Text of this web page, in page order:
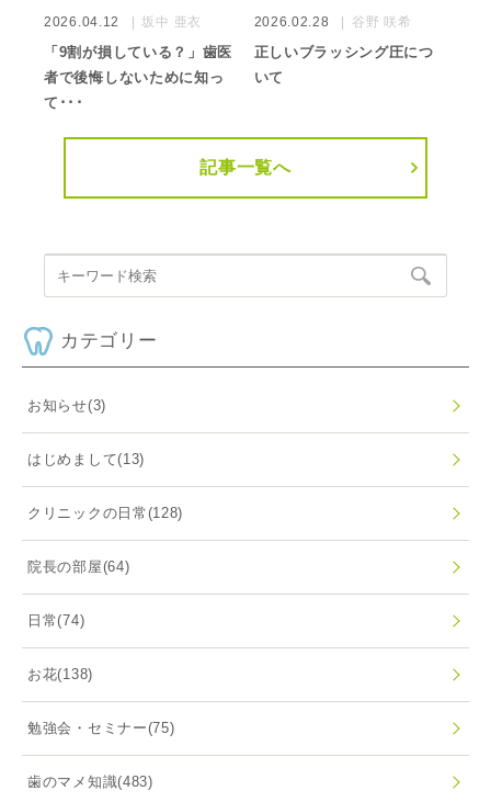
2026.04.12 坂中 亜衣
「9割が損している？」歯医
者で後悔しないために知っ
て･･･
2026.02.28 谷野 咲希
正しいブラッシング圧につ
いて
記事一覧へ
カテゴリー
お知らせ(3)
はじめまして(13)
クリニックの日常(128)
院長の部屋(64)
日常(74)
お花(138)
勉強会・セミナー(75)
歯のマメ知識(483)